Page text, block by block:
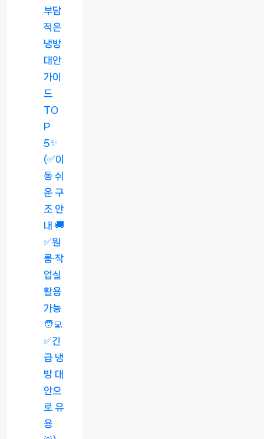
부담
적은
냉방
대안
가이
드
TO
P
5✨
(✅이
동 쉬
운 구
조 안
내 🚚
✅원
룸·작
업실
활용
가능
🧑‍💻
✅긴
급 냉
방 대
안으
로 유
용